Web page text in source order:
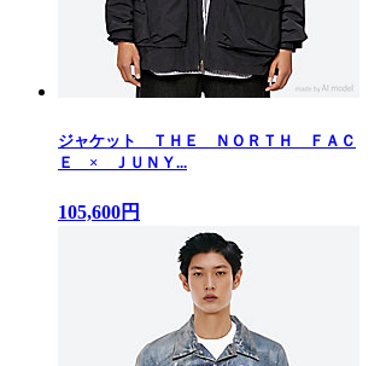
ジャケット ＴＨＥ ＮＯＲＴＨ ＦＡＣ
Ｅ × ＪＵＮＹ...
105,600円